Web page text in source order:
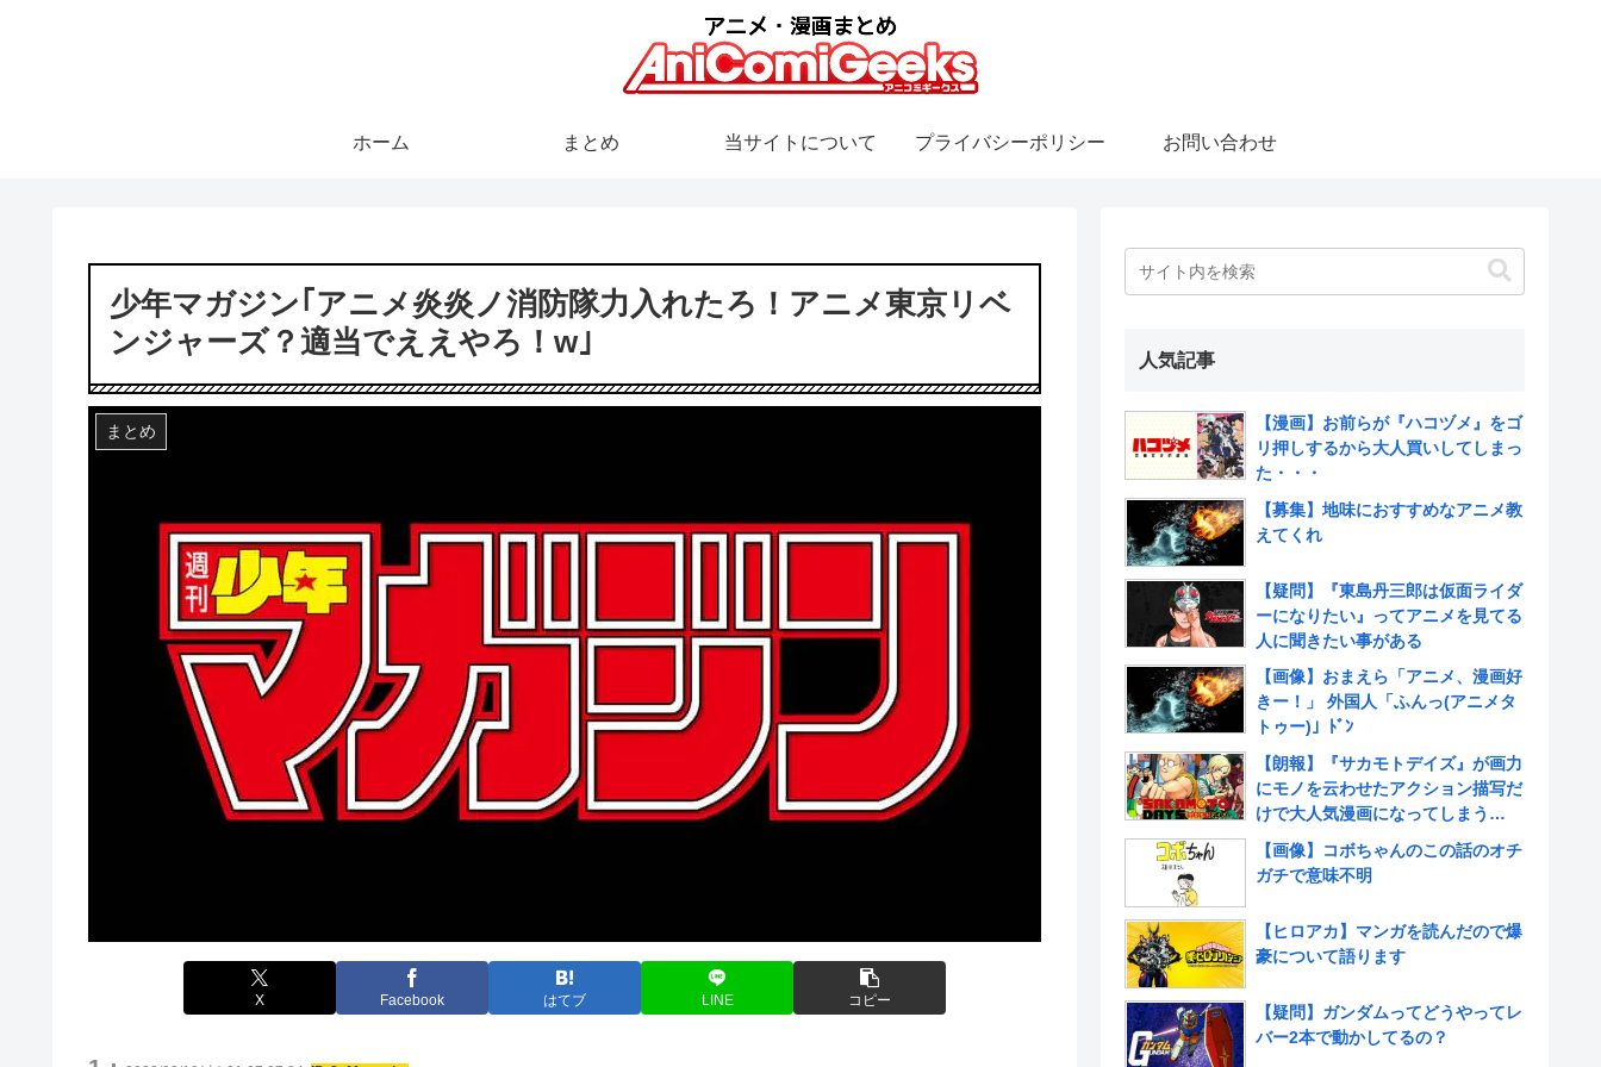
ホーム まとめ 当サイトについて プライバシーポリシー お問い合わせ
少年マガジン｢アニメ炎炎ノ消防隊力入れたろ！アニメ東京リベ
ンジャーズ？適当でええやろ！w｣
まとめ
X Facebook はてブ LINE コピー
人気記事
【漫画】お前らが『ハコヅメ』をゴ
リ押しするから大人買いしてしまっ
た・・・
【募集】地味におすすめなアニメ教
えてくれ
【疑問】『東島丹三郎は仮面ライダ
ーになりたい』ってアニメを見てる
人に聞きたい事がある
【画像】おまえら「アニメ、漫画好
きー！」 外国人「ふんっ(アニメタ
トゥー)」ﾄﾞﾝ
【朗報】『サカモトデイズ』が画力
にモノを云わせたアクション描写だ
けで大人気漫画になってしまう
www
【画像】コボちゃんのこの話のオチ
ガチで意味不明
【ヒロアカ】マンガを読んだので爆
豪について語ります
【疑問】ガンダムってどうやってレ
バー2本で動かしてるの？